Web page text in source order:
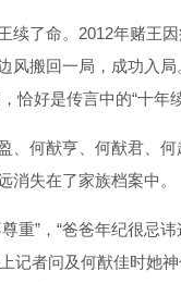
了命。2012年赌王
搬回一局，成功入局
恰好是传言中的“十年续
、何猷亨、何猷君、
消失在了家族档案中。
重”，“爸爸年纪很忌
者问及何猷佳时她神